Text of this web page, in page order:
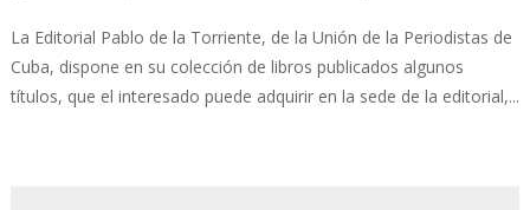
La Editorial Pablo de la Torriente, de la Unión de la Periodistas de
Cuba, dispone en su colección de libros publicados algunos
títulos, que el interesado puede adquirir en la sede de la editorial,...